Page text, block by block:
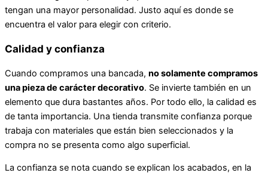
tengan una mayor personalidad. Justo aquí es donde se
encuentra el valor para elegir con criterio.
Calidad y confianza
Cuando compramos una bancada, no solamente compramos
una pieza de carácter decorativo. Se invierte también en un
elemento que dura bastantes años. Por todo ello, la calidad es
de tanta importancia. Una tienda transmite confianza porque
trabaja con materiales que están bien seleccionados y la
compra no se presenta como algo superficial.
La confianza se nota cuando se explican los acabados, en la